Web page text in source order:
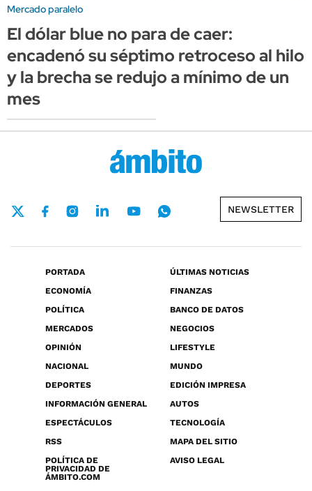
Mercado paralelo
El dólar blue no para de caer:
encadenó su séptimo retroceso al hilo
y la brecha se redujo a mínimo de un
mes
NEWSLETTER
PORTADA
ÚLTIMAS NOTICIAS
ECONOMÍA
FINANZAS
POLÍTICA
BANCO DE DATOS
MERCADOS
NEGOCIOS
OPINIÓN
LIFESTYLE
NACIONAL
MUNDO
DEPORTES
EDICIÓN IMPRESA
INFORMACIÓN GENERAL
AUTOS
ESPECTÁCULOS
TECNOLOGÍA
RSS
MAPA DEL SITIO
POLÍTICA DE
PRIVACIDAD DE
ÁMBITO.COM
AVISO LEGAL